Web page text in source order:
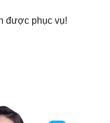
được phục vụ!